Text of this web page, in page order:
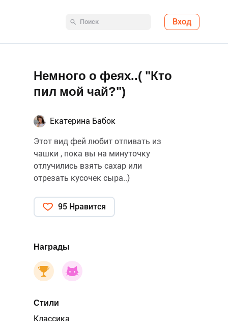
Вход
Немного о феях..( "Кто
пил мой чай?")
Екатерина Бабок
Этот вид фей любит отпивать из
чашки , пока вы на минуточку
отлучились взять сахар или
отрезать кусочек сыра..)
95 Нравится
Награды
Стили
Классика